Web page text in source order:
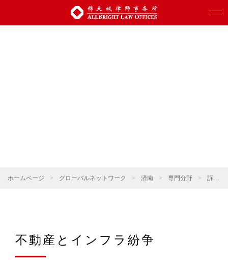
ホームページ > グローバルネットワーク > 済南 > 専門分野 > 訴訟・仲裁
不動産とインフラ紛争